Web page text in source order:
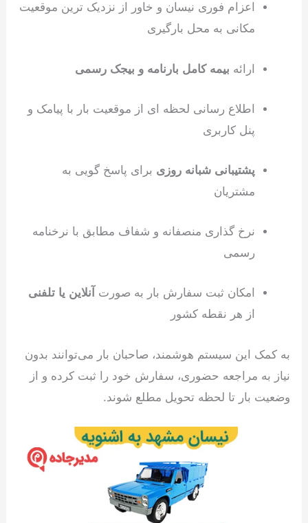
اعزام فوری نیسان و خاور از نزدیک ترین موقعیت
مکانی به محل بارگیری
ارائه بیمه کامل بارنامه و بیجک رسمی
اطلاع رسانی لحظه ای از موقعیت بار با پیامک و
پنل کاربری
پشتیبانی شبانه روزی برای پاسخ گویی به
مشتریان
نرخ گذاری منصفانه و شفاف مطابق با نرخنامه
رسمی
امکان ثبت سفارش بار به صورت
آنلاین یا تلفنی
از هر نقطه کشور
به کمک این سیستم هوشمند، صاحبان بار می‌توانند بدون
نیاز به مراجعه حضوری، سفارش خود را ثبت کرده و از
وضعیت بار تا لحظه تحویل مطلع شوند.